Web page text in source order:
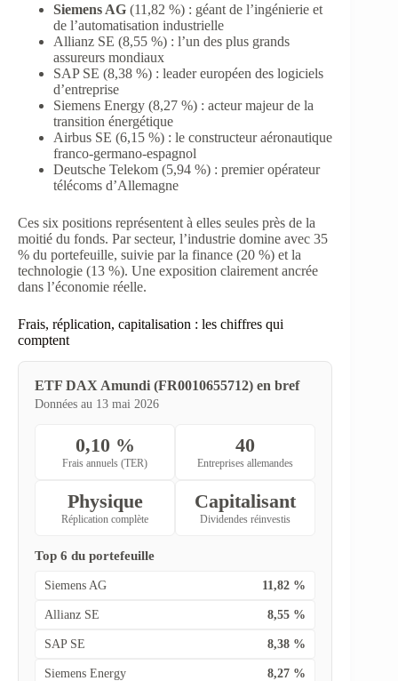
Siemens AG (11,82 %) : géant de l’ingénierie et
de l’automatisation industrielle
Allianz SE (8,55 %) : l’un des plus grands
assureurs mondiaux
SAP SE (8,38 %) : leader européen des logiciels
d’entreprise
Siemens Energy (8,27 %) : acteur majeur de la
transition énergétique
Airbus SE (6,15 %) : le constructeur aéronautique
franco-germano-espagnol
Deutsche Telekom (5,94 %) : premier opérateur
télécoms d’Allemagne
Ces six positions représentent à elles seules près de la
moitié du fonds. Par secteur, l’industrie domine avec 35
% du portefeuille, suivie par la finance (20 %) et la
technologie (13 %). Une exposition clairement ancrée
dans l’économie réelle.
Frais, réplication, capitalisation : les chiffres qui
comptent
ETF DAX Amundi (FR0010655712) en bref
Données au 13 mai 2026
0,10 %
Frais annuels (TER)
40
Entreprises allemandes
Physique
Réplication complète
Capitalisant
Dividendes réinvestis
Top 6 du portefeuille
Siemens AG 11,82 %
Allianz SE 8,55 %
SAP SE 8,38 %
Siemens Energy 8,27 %